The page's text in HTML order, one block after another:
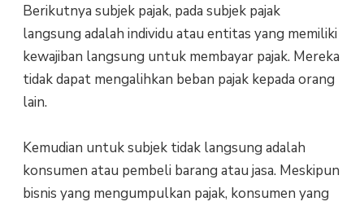
Berikutnya subjek pajak, pada subjek pajak
langsung adalah individu atau entitas yang memiliki
kewajiban langsung untuk membayar pajak. Mereka
tidak dapat mengalihkan beban pajak kepada orang
lain.
Kemudian untuk subjek tidak langsung adalah
konsumen atau pembeli barang atau jasa. Meskipun
bisnis yang mengumpulkan pajak, konsumen yang